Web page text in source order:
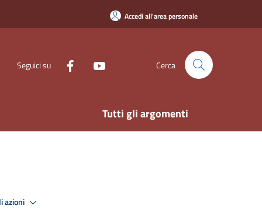
Accedi all'area personale
Seguici su Cerca
Tutti gli argomenti
azioni